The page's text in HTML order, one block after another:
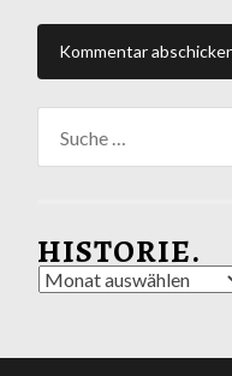
nach:
HISTORIE.
Historie.